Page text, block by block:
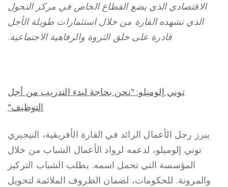
الاقتصادي الذي يضع القطاع الخاص في مركز التحول
الذي تشهده القارة من خلال استثمارات طويلة الأجل
قادرة على خلق الثروة والرفاهية الاجتماعية.
توني إلوميلو: "نحن بحاجة لبدء التدريب من أجل
التوظيف"
يبرز رجل الأعمال الرائد في القارة الأفريقية، النيجيري
توني إلوميلو، لدعمه لرواد الأعمال الشباب من خلال
المؤسسة التي تحمل اسمه. يطلب الشباب التركيز
والمرونة. للحكومات، لضمان الظروف الملائمة لتحويل